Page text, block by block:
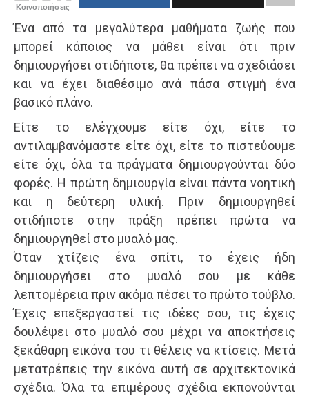
Κοινοποιήσεις
Ένα από τα μεγαλύτερα μαθήματα ζωής που
μπορεί κάποιος να μάθει είναι ότι πριν
δημιουργήσει οτιδήποτε, θα πρέπει να σχεδιάσει
και να έχει διαθέσιμο ανά πάσα στιγμή ένα
βασικό πλάνο.
Είτε το ελέγχουμε είτε όχι, είτε το
αντιλαμβανόμαστε είτε όχι, είτε το πιστεύουμε
είτε όχι, όλα τα πράγματα δημιουργούνται δύο
φορές. Η πρώτη δημιουργία είναι πάντα νοητική
και η δεύτερη υλική. Πριν δημιουργηθεί
οτιδήποτε στην πράξη πρέπει πρώτα να
δημιουργηθεί στο μυαλό μας.
Όταν χτίζεις ένα σπίτι, το έχεις ήδη
δημιουργήσει στο μυαλό σου με κάθε
λεπτομέρεια πριν ακόμα πέσει το πρώτο τούβλο.
Έχεις επεξεργαστεί τις ιδέες σου, τις έχεις
δουλέψει στο μυαλό σου μέχρι να αποκτήσεις
ξεκάθαρη εικόνα του τι θέλεις να κτίσεις. Μετά
μετατρέπεις την εικόνα αυτή σε αρχιτεκτονικά
σχέδια. Όλα τα επιμέρους σχέδια εκπονούνται